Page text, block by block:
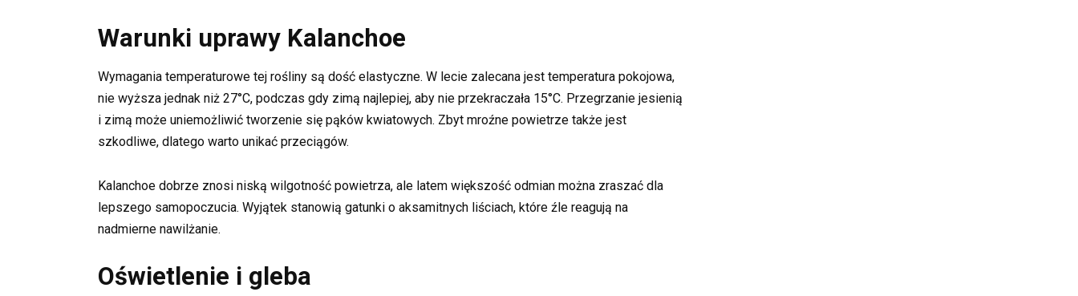
Warunki uprawy Kalanchoe
Wymagania temperaturowe tej rośliny są dość elastyczne. W lecie zalecana jest temperatura pokojowa,
nie wyższa jednak niż 27°C, podczas gdy zimą najlepiej, aby nie przekraczała 15°C. Przegrzanie jesienią
i zimą może uniemożliwić tworzenie się pąków kwiatowych. Zbyt mroźne powietrze także jest
szkodliwe, dlatego warto unikać przeciągów.
Kalanchoe dobrze znosi niską wilgotność powietrza, ale latem większość odmian można zraszać dla
lepszego samopoczucia. Wyjątek stanowią gatunki o aksamitnych liściach, które źle reagują na
nadmierne nawilżanie.
Oświetlenie i gleba